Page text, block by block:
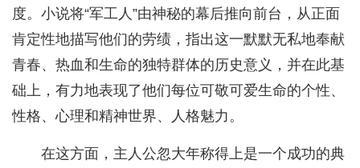
度。小说将“军工人”由神秘的幕后推向前台，从正面
肯定性地描写他们的劳绩，指出这一默默无私地奉献
青春、热血和生命的独特群体的历史意义，并在此基
础上，有力地表现了他们每位可敬可爱生命的个性、
性格、心理和精神世界、人格魅力。
在这方面，主人公忽大年称得上是一个成功的典